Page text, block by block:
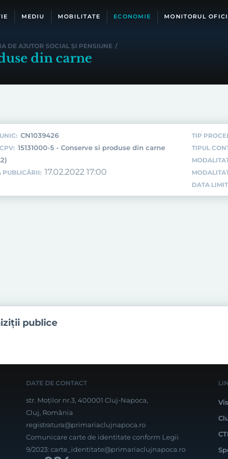
MEDIU MOBILITATE ECONOMIE MONITORUL
DE AJUTOR SOCIAL ȘI PENSIUNE /
din carne
CN1039426
15131000-5 - Conserve si produse din carne
PUBLICĂRII: 17.02.2022 17:00
TIP
TIPUL
DATA
publice
DATE DE CONTACT
str. Moților nr.3, 400001 Cluj-Napoca,
Cluj, România
registratura@primariaclujnapoca.ro
Comunicare carte de identitate conform Legii
9/2023: carte_identitate@primariaclujnapoca.ro